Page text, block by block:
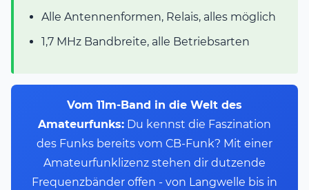
Alle Antennenformen, Relais, alles möglich
1,7 MHz Bandbreite, alle Betriebsarten
Vom 11m-Band in die Welt des
Amateurfunks: Du kennst die Faszination
des Funks bereits vom CB-Funk? Mit einer
Amateurfunklizenz stehen dir dutzende
Frequenzbänder offen - von Langwelle bis in